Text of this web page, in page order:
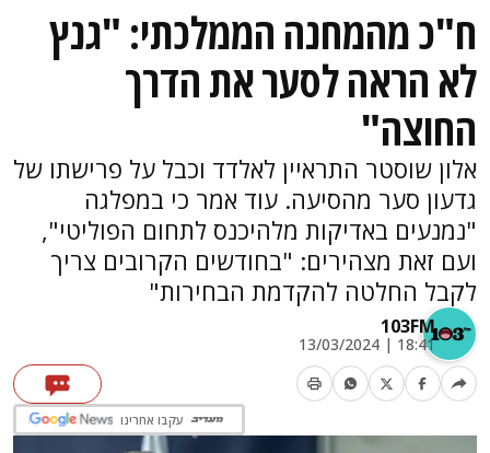
ח"כ מהמחנה הממלכתי: "גנץ
לא הראה לסער את הדרך
החוצה"
אלון שוסטר התראיין לאלדד וכבל על פרישתו של
גדעון סער מהסיעה. עוד אמר כי במפלגה
"נמנעים באדיקות מלהיכנס לתחום הפוליטי",
ועם זאת מצהירים: "בחודשים הקרובים צריך
לקבל החלטה להקדמת הבחירות"
103FM
18:41 | 13/03/2024
עקבו אחרינו